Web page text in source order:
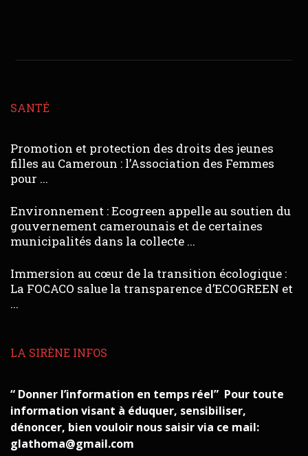
SANTÉ
Promotion et protection des droits des jeunes
filles au Cameroun : l’Association des Femmes
pour ...
Environnement : Ecogreen appelle au soutien du
gouvernement camerounais et de certaines
municipalités dans la collecte ...
Immersion au cœur de la transition écologique :
La FOCACO salue la transparence d’ECOGREEN et
...
LA SIRÈNE INFOS
“ Donner l’information en temps réel” Pour toute
information visant à éduquer, sensibiliser,
dénoncer, bien vouloir nous saisir via ce mail:
glathoma@gmail.com